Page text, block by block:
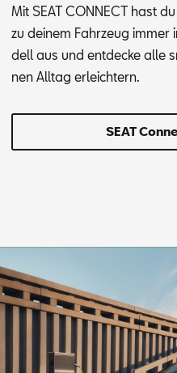
Mit SEAT CON­NECT hast
zu dei­nem Fahr­zeug
dell aus und ent­de­cke alle
nen All­tag er­leich­tern.
SEAT